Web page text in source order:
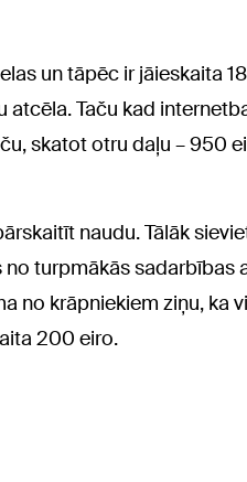
un tāpēc ir jāieskaita
atcēla. Taču kad
skatot otru daļu – 950
naudu. Tālāk
turpmākās sadarbības
no krāpniekiem ziņu, ka
200 eiro.